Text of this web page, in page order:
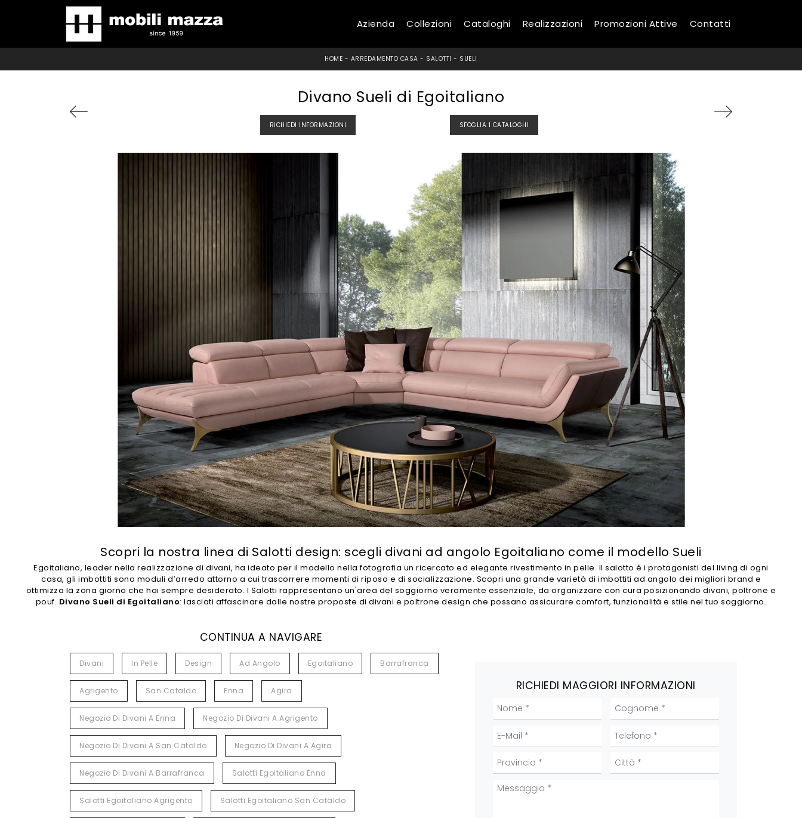
Azienda Collezioni Cataloghi Realizzazioni Promozioni Attive Contatti
HOME - ARREDAMENTO CASA - SALOTTI - SUELI
Divano Sueli di Egoitaliano
RICHIEDI INFORMAZIONI SFOGLIA I CATALOGHI
Scopri la nostra linea di Salotti design: scegli divani ad angolo Egoitaliano come il modello Sueli
Egoitaliano, leader nella realizzazione di divani, ha ideato per il modello nella fotografia un ricercato ed elegante rivestimento in pelle. Il salotto è i protagonisti del living di ogni
casa, gli imbottiti sono moduli d’arredo attorno a cui trascorrere momenti di riposo e di socializzazione. Scopri una grande varietà di imbottiti ad angolo dei migliori brand e
ottimizza la zona giorno che hai sempre desiderato. I Salotti rappresentano un'area del soggiorno veramente essenziale, da organizzare con cura posizionando divani, poltrone e
pouf. Divano Sueli di Egoitaliano: lasciati affascinare dalle nostre proposte di divani e poltrone design che possano assicurare comfort, funzionalità e stile nel tuo soggiorno.
CONTINUA A NAVIGARE
Divani In Pelle Design Ad Angolo Egoitaliano Barrafranca
Agrigento San Cataldo Enna Agira
Negozio Di Divani A Enna Negozio Di Divani A Agrigento
Negozio Di Divani A San Cataldo Negozio Di Divani A Agira
Negozio Di Divani A Barrafranca Salotti Egoitaliano Enna
Salotti Egoitaliano Agrigento Salotti Egoitaliano San Cataldo
RICHIEDI MAGGIORI INFORMAZIONI